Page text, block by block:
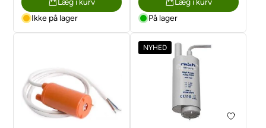
Ikke på lager
På lager
NYHED